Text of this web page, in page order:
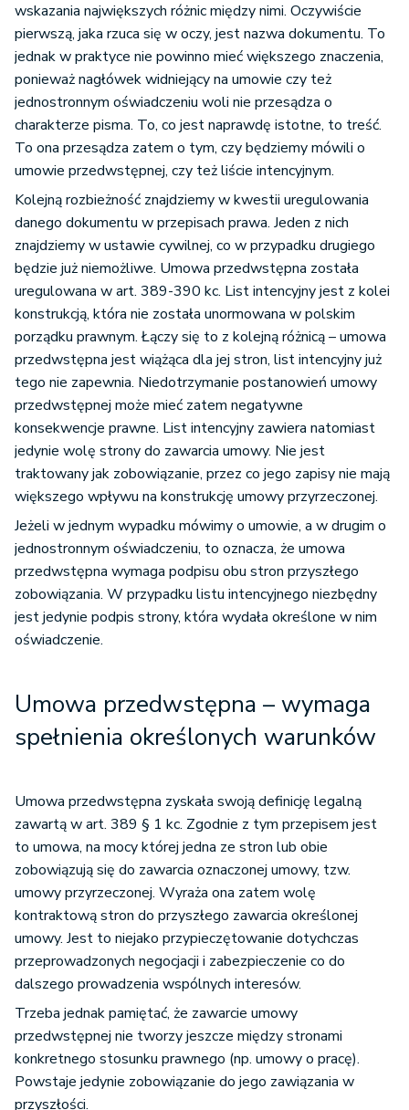
wskazania największych różnic między nimi. Oczywiście
pierwszą, jaka rzuca się w oczy, jest nazwa dokumentu. To
jednak w praktyce nie powinno mieć większego znaczenia,
ponieważ nagłówek widniejący na umowie czy też
jednostronnym oświadczeniu woli nie przesądza o
charakterze pisma. To, co jest naprawdę istotne, to treść.
To ona przesądza zatem o tym, czy będziemy mówili o
umowie przedwstępnej, czy też liście intencyjnym.
Kolejną rozbieżność znajdziemy w kwestii uregulowania
danego dokumentu w przepisach prawa. Jeden z nich
znajdziemy w ustawie cywilnej, co w przypadku drugiego
będzie już niemożliwe. Umowa przedwstępna została
uregulowana w art. 389-390 kc. List intencyjny jest z kolei
konstrukcją, która nie została unormowana w polskim
porządku prawnym. Łączy się to z kolejną różnicą – umowa
przedwstępna jest wiążąca dla jej stron, list intencyjny już
tego nie zapewnia. Niedotrzymanie postanowień umowy
przedwstępnej może mieć zatem negatywne
konsekwencje prawne. List intencyjny zawiera natomiast
jedynie wolę strony do zawarcia umowy. Nie jest
traktowany jak zobowiązanie, przez co jego zapisy nie mają
większego wpływu na konstrukcję umowy przyrzeczonej.
Jeżeli w jednym wypadku mówimy o umowie, a w drugim o
jednostronnym oświadczeniu, to oznacza, że umowa
przedwstępna wymaga podpisu obu stron przyszłego
zobowiązania. W przypadku listu intencyjnego niezbędny
jest jedynie podpis strony, która wydała określone w nim
oświadczenie.
Umowa przedwstępna – wymaga
spełnienia określonych warunków
Umowa przedwstępna zyskała swoją definicję legalną
zawartą w art. 389 § 1 kc. Zgodnie z tym przepisem jest
to umowa, na mocy której jedna ze stron lub obie
zobowiązują się do zawarcia oznaczonej umowy, tzw.
umowy przyrzeczonej. Wyraża ona zatem wolę
kontraktową stron do przyszłego zawarcia określonej
umowy. Jest to niejako przypieczętowanie dotychczas
przeprowadzonych negocjacji i zabezpieczenie co do
dalszego prowadzenia wspólnych interesów.
Trzeba jednak pamiętać, że zawarcie umowy
przedwstępnej nie tworzy jeszcze między stronami
konkretnego stosunku prawnego (np. umowy o pracę).
Powstaje jedynie zobowiązanie do jego zawiązania w
przyszłości.